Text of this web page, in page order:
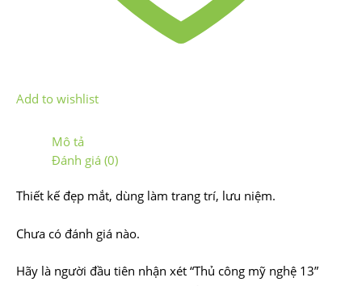
Add to wishlist
Mô tả
Đánh giá (0)
Thiết kế đẹp mắt, dùng làm trang trí, lưu niệm.
Chưa có đánh giá nào.
Hãy là người đầu tiên nhận xét “Thủ công mỹ nghệ 13”